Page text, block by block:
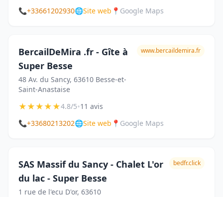
📞+33661202930🌐Site web 📍 Google Maps
BercailDeMira .fr - Gîte à
Super Besse
48 Av. du Sancy, 63610 Besse-et-
Saint-Anastaise
www.bercaildemira.fr
★★★★★4.8/5•11 avis
📞+33680213202🌐Site web 📍 Google Maps
SAS Massif du Sancy - Chalet L'or
du lac - Super Besse
1 rue de l'ecu D'or, 63610
bedfr.click